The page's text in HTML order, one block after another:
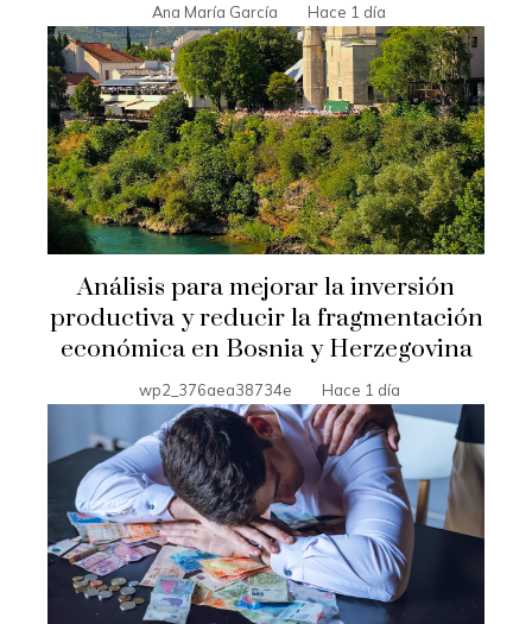
Ana María García Hace 1 día
Análisis para mejorar la inversión
productiva y reducir la fragmentación
económica en Bosnia y Herzegovina
wp2_376aea38734e Hace 1 día